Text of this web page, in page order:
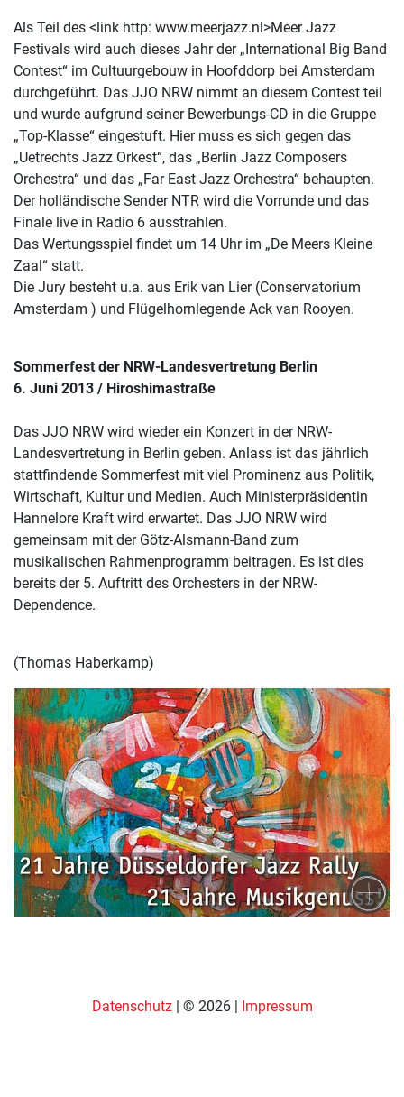
Als Teil des <link http: www.meerjazz.nl>Meer Jazz
Festivals wird auch dieses Jahr der „International Big Band
Contest“ im Cultuurgebouw in Hoofddorp bei Amsterdam
durchgeführt. Das JJO NRW nimmt an diesem Contest teil
und wurde aufgrund seiner Bewerbungs-CD in die Gruppe
„Top-Klasse“ eingestuft. Hier muss es sich gegen das
„Uetrechts Jazz Orkest“, das „Berlin Jazz Composers
Orchestra“ und das „Far East Jazz Orchestra“ behaupten.
Der holländische Sender NTR wird die Vorrunde und das
Finale live in Radio 6 ausstrahlen.
Das Wertungsspiel findet um 14 Uhr im „De Meers Kleine
Zaal“ statt.
Die Jury besteht u.a. aus Erik van Lier (Conservatorium
Amsterdam ) und Flügelhornlegende Ack van Rooyen.
Sommerfest der NRW-Landesvertretung Berlin
6. Juni 2013 / Hiroshimastraße
Das JJO NRW wird wieder ein Konzert in der NRW-
Landesvertretung in Berlin geben. Anlass ist das jährlich
stattfindende Sommerfest mit viel Prominenz aus Politik,
Wirtschaft, Kultur und Medien. Auch Ministerpräsidentin
Hannelore Kraft wird erwartet. Das JJO NRW wird
gemeinsam mit der Götz-Alsmann-Band zum
musikalischen Rahmenprogramm beitragen. Es ist dies
bereits der 5. Auftritt des Orchesters in der NRW-
Dependence.
(Thomas Haberkamp)
Datenschutz | © 2026 | Impressum